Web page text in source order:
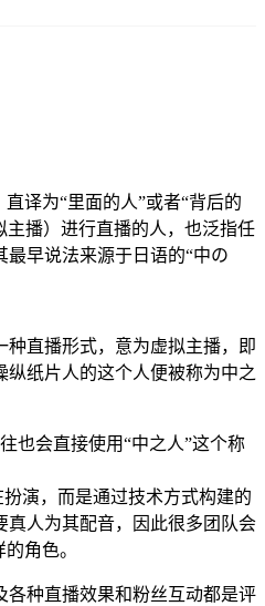
译为“里面的人”或者“背后的
主播）进行直播的人，也泛指任
早说法来源于日语的“中の
种直播形式，意为虚拟主播，即
纸片人的这个人便被称为中之
也会直接使用“中之人”这个称
演，而是通过技术方式构建的
真人为其配音，因此很多团队会
角色。
各‌‌‌‌‌‌‌‌‌种直播效果和粉丝互动都是评